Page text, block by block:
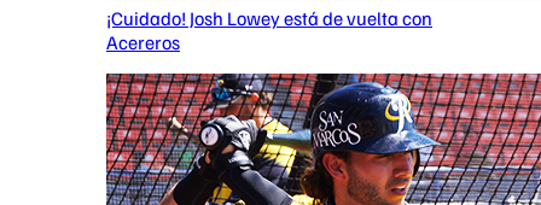
¡Cuidado! Josh Lowey está de vuelta con
Acereros